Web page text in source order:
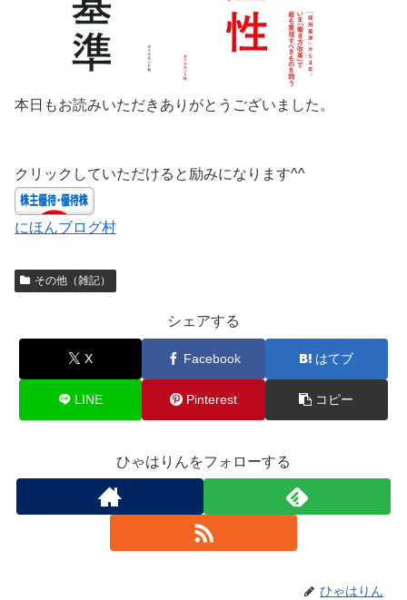
本日もお読みいただきありがとうございました。
クリックしていただけると励みになります^^
にほんブログ村
その他（雑記）
シェアする
X Facebook はてブ
LINE Pinterest コピー
ひゃはりんをフォローする
ひゃはりん